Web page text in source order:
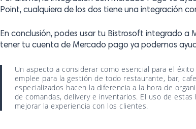
Point, cualquiera de los dos tiene una integración
En conclusión, podes usar tu Bistrosoft integrado a
tener tu cuenta de Mercado pago ya podemos
Un aspecto a considerar como esencial para el
emplee para la gestión de todo restaurante, bar,
especializados hacen la diferencia a la hora de
de comandas, delivery e inventarios. El uso de
mejorar la experiencia con los clientes.